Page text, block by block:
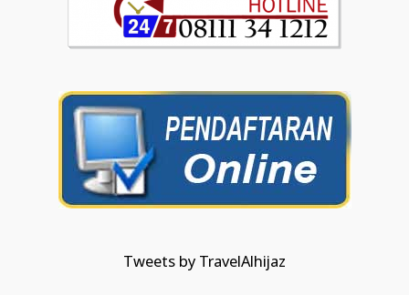
Tweets by TravelAlhijaz